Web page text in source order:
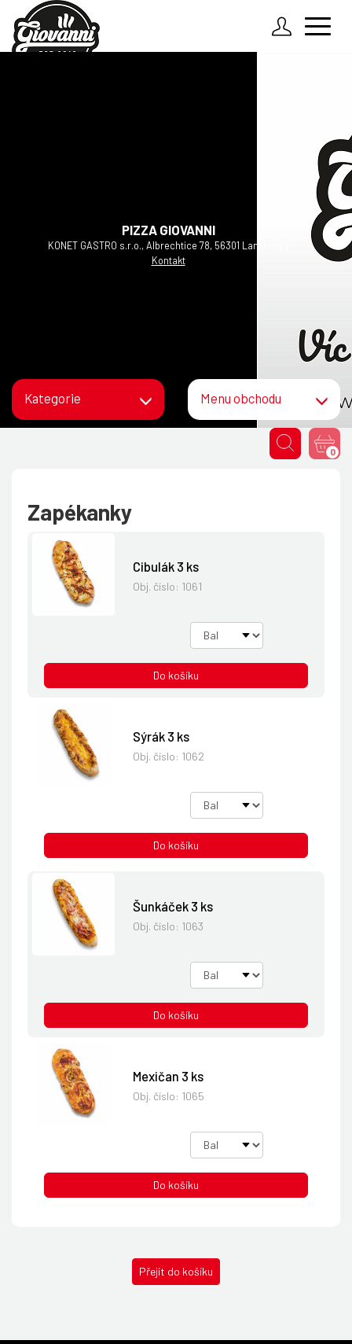
O nás
Zadejte údaje k Vašemu účtu
PIZZA GIOVANNI
KONET GASTRO s.r.o., Albrechtice 78, 56301 Lanškroun
Kontakt
0
Kategorie Menu obchodu
Zapékanky
Cibulák 3 ks
Obj. číslo: 1061
Do košíku
Sýrák 3 ks
Obj. číslo: 1062
Do košíku
Šunkáček 3 ks
Obj. číslo: 1063
Do košíku
Mexičan 3 ks
Obj. číslo: 1065
Do košíku
Přejít do košíku